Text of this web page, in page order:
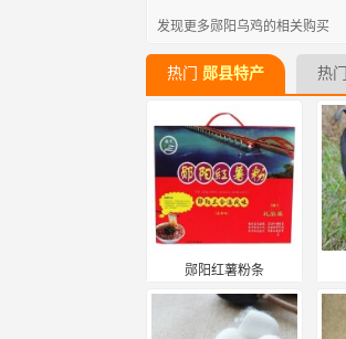
发现更多郧阳乌鸡的相关购买
热门 郧县特产 热门
郧阳红薯粉条